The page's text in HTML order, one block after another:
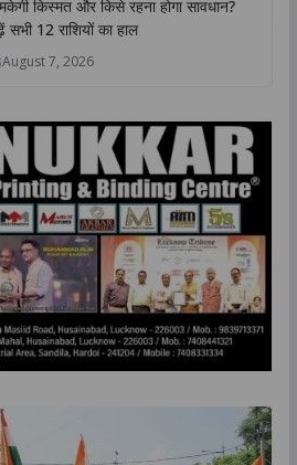
किस्मत और किसे रहना होगा सावधान?
सभी 12 राशियों का हाल
August 7, 2026
प्रदेश में ‘तिरंगा यात्रा- appeared first on The
Tribune. ...